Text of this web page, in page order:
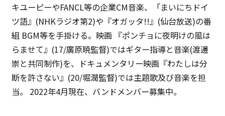
キユーピーやFANCL等の企業CM音楽、「まいにちドイ
ツ語』(NHKラジオ第2)や『オガッタ!!』(仙台放送)の番
組 BGM等を手掛ける。映画 『ポンチョに夜明けの風は
らませて』(17/廣原暁監督)ではギター指導と音楽(渡邊
崇と共同制作)を、ドキュメンタリー映画『わたしは分
断を許さない』(20/堀潤監督)では主題歌及び音楽を担
当。 2022年4月現在、バンドメンバー募集中。